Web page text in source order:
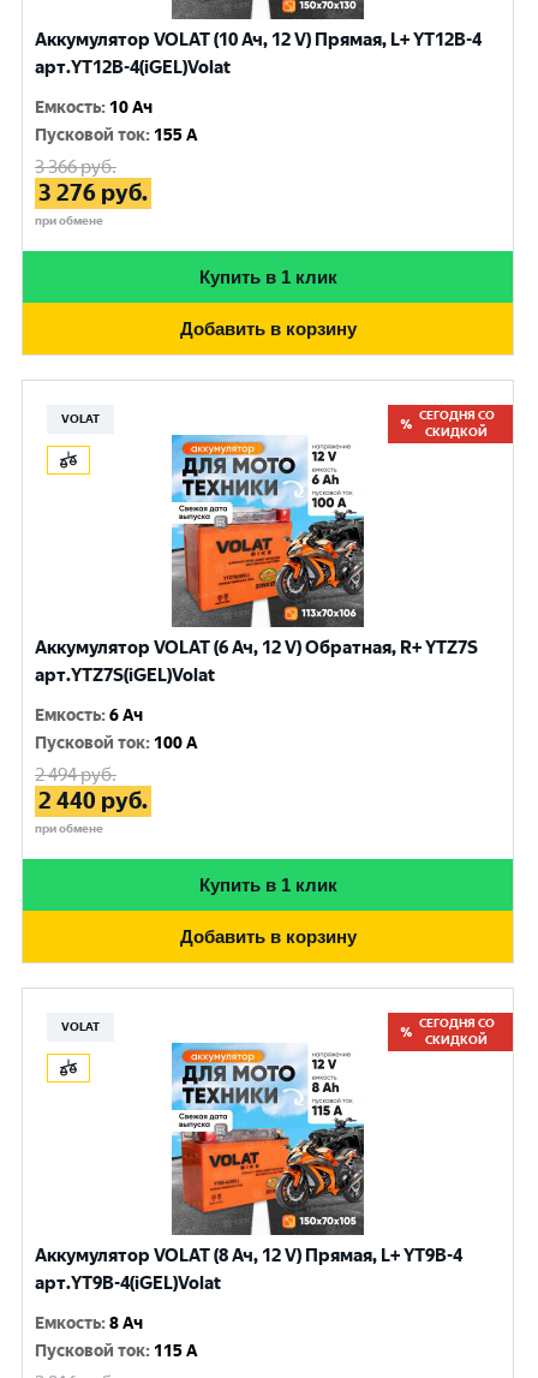
Аккумулятор VOLAT (10 Ач, 12 V) Прямая, L+ YT12B-4
арт.YT12B-4(iGEL)Volat
Емкость: 10 Ач
Пусковой ток: 155 A
3 366руб.
3 276 руб.
при обмене
Купить в 1 клик
Добавить в корзину
VOLAT
СЕГОДНЯ СО
СКИДКОЙ
Аккумулятор VOLAT (6 Ач, 12 V) Обратная, R+ YTZ7S
арт.YTZ7S(iGEL)Volat
Емкость:6 Ач
Пусковой ток: 100 A
2 494руб.
2 440 руб.
при обмене
Купить в 1 клик
Добавить в корзину
VOLAT
СЕГОДНЯ СО
СКИДКОЙ
Аккумулятор VOLAT (8 Ач, 12 V) Прямая, L+ YT9B-4
арт.YT9B-4(iGEL)Volat
Емкость:8 Ач
Пусковой ток: 115 A